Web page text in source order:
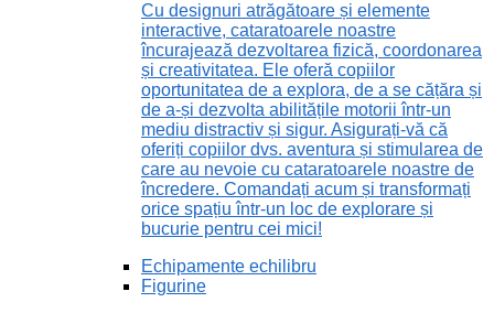
Cu designuri atrăgătoare și elemente
interactive, cataratoarele noastre
încurajează dezvoltarea fizică, coordonarea
și creativitatea. Ele oferă copiilor
oportunitatea de a explora, de a se cățăra și
de a-și dezvolta abilitățile motorii într-un
mediu distractiv și sigur. Asigurați-vă că
oferiți copiilor dvs. aventura și stimularea de
care au nevoie cu cataratoarele noastre de
încredere. Comandați acum și transformați
orice spațiu într-un loc de explorare și
bucurie pentru cei mici!
Echipamente echilibru
Figurine